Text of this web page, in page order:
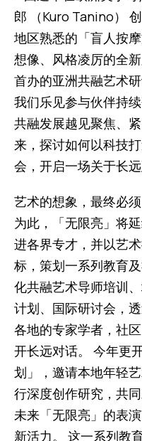
郎 （Kuro Tanino）
地区熟悉的「盲人按
想像、风格凌厉的全
首办的亚洲共融艺术
我们乐见参与伙伴持
共融发展越见聚焦、
来，探讨如何以科技
会，开启一场关于长
艺术的想象，最终必
为此，「无限亮」将
进各界专才，并以艺
标，策划一系列教育
化共融艺术导师培训
计划、国际研讨会，
各地的专家学者，社
开长远对话。 今年更
划」，邀请本地年轻
行深度创作研究，共
未来「无限亮」的表
新活力。 这一系列教